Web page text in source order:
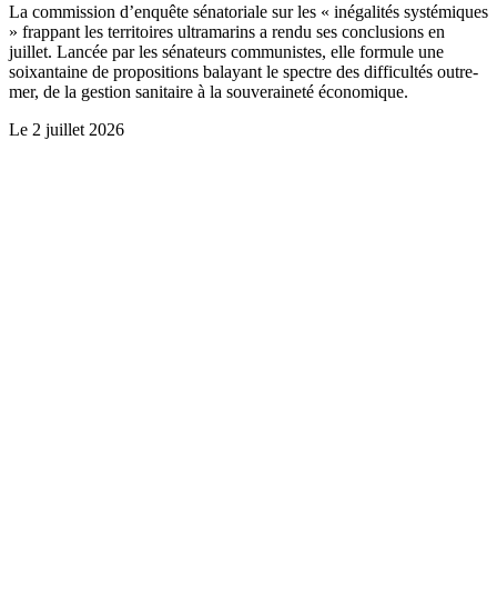
La commission d’enquête sénatoriale sur les « inégalités systémiques
» frappant les territoires ultramarins a rendu ses conclusions en
juillet. Lancée par les sénateurs communistes, elle formule une
soixantaine de propositions balayant le spectre des difficultés outre-
mer, de la gestion sanitaire à la souveraineté économique.
Le 2 juillet 2026